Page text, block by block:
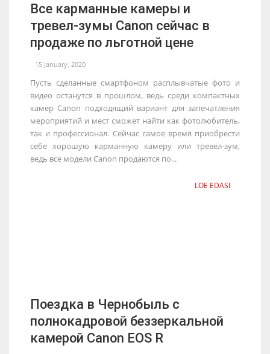
Все карманные камеры и
тревел-зумы Canon сейчас в
продаже по льготной цене
15 January, 2020
Пусть сделанные смартфоном расплывчатые фото и
видео останутся в прошлом, ведь среди компактных
камер Canon подходящий вариант для запечатления
мероприятий и мест сможет найти как фотолюбитель,
так и профессионал. Сейчас самое время приобрести
себе хорошую карманную камеру или тревел-зум,
ведь все модели Canon продаются по...
LOE EDASI
Поездка в Чернобыль с
полнокадровой беззеркальной
камерой Canon EOS R